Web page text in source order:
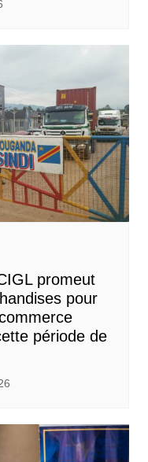
promeut
pour
période de